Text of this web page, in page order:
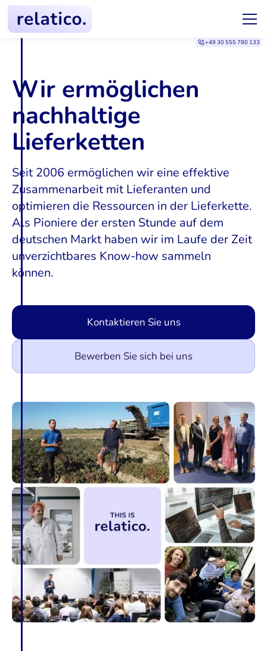
+49 30 555 780 133
Wir ermöglichen
nachhaltige
Lieferketten
Seit 2006 ermöglichen wir eine effektive
Zusammenarbeit mit Lieferanten und
optimieren die Ressourcen in der Lieferkette.
Als Pioniere der ersten Stunde auf dem
deutschen Markt haben wir im Laufe der Zeit
unverzichtbares Know-how sammeln
können.
Kontaktieren Sie uns
Bewerben Sie sich bei uns